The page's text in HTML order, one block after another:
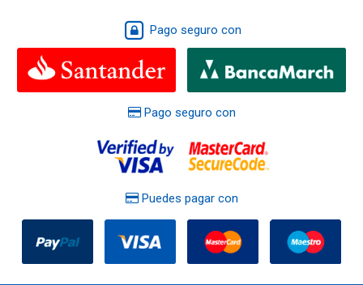
Pago seguro con
Pago seguro con
Puedes pagar con